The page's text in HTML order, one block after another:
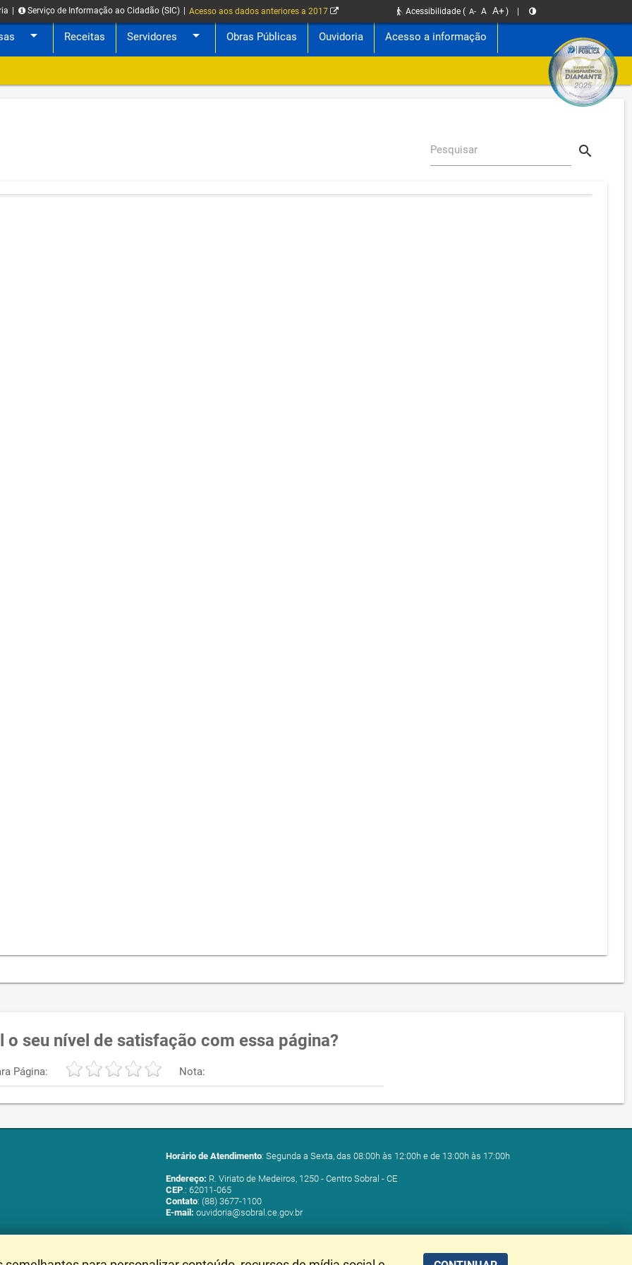
Serviço de Informação ao Cidadão (SIC) Acesso aos dados anteriores a 2017 Acessibilidade ( A- A A+)
arrow_drop_down Receitas Servidores arrow_drop_down Obras Públicas Ouvidoria Acesso a informação
search
Pesquisar
o seu nível de satisfação com essa página?
Página: Nota:
Horário de Atendimento: Segunda a Sexta, das 08:00h às 12:00h e de 13:00h às 17:00h
Endereço: R. Viriato de Medeiros, 1250 - Centro Sobral - CE
CEP.: 62011-065
Contato: (88) 3677-1100
E-mail: ouvidoria@sobral.ce.gov.br